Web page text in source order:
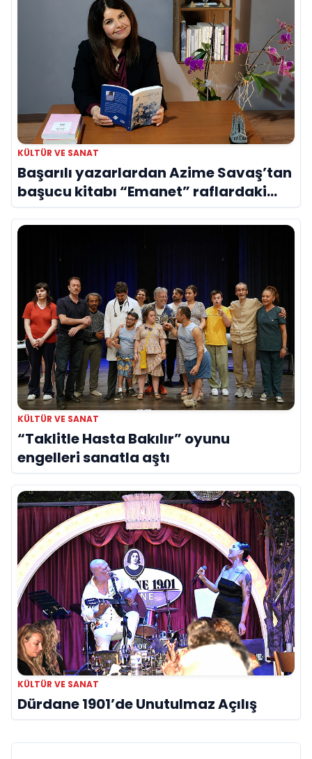
KÜLTÜR VE SANAT
Başarılı yazarlardan Azime Savaş’tan
başucu kitabı “Emanet” raflardaki
yerini aldı
KÜLTÜR VE SANAT
“Taklitle Hasta Bakılır” oyunu
engelleri sanatla aştı
KÜLTÜR VE SANAT
Dürdane 1901’de Unutulmaz Açılış